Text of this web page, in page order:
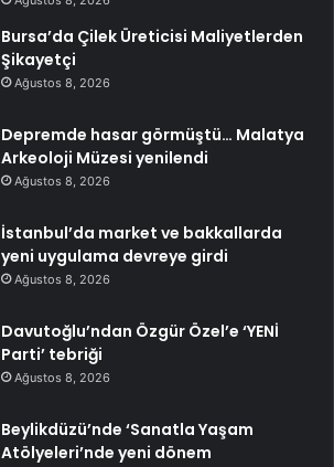
Bursa’da Çilek Üreticisi Maliyetlerden
Şikayetçi
Ağustos 8, 2026
Depremde hasar görmüştü… Malatya
Arkeoloji Müzesi yenilendi
Ağustos 8, 2026
İstanbul’da market ve bakkallarda
yeni uygulama devreye girdi
Ağustos 8, 2026
Davutoğlu’ndan Özgür Özel’e ‘YENİ
Parti’ tebriği
Ağustos 8, 2026
Beylikdüzü’nde ‘Sanatla Yaşam
Atölyeleri’nde yeni dönem